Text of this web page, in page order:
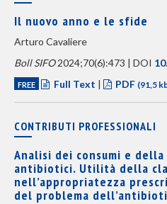
Il nuovo anno e le sfide
Arturo Cavaliere
Boll SIFO2024;70(6):473 | DOI
FREE Full Text | PDF (91,5
CONTRIBUTI PROFESSIONALI
Analisi dei consumi e
antibiotici. Utilità della
nell’appropriatezza
del problema